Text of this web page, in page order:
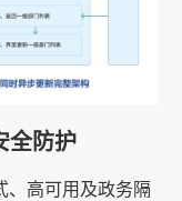
全防护
、高可用及政务隔